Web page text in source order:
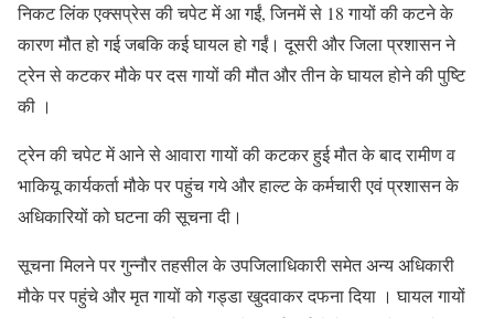
निकट लिंक एक्सप्रेस की चपेट में आ गईं, जिनमें से 18 गायों की कटने के
कारण मौत हो गई जबकि कई घायल हो गईं। दूसरी और जिला प्रशासन ने
ट्रेन से कटकर मौके पर दस गायों की मौत और तीन के घायल होने की पुष्टि
की ।
ट्रेन की चपेट में आने से आवारा गायों की कटकर हुई मौत के बाद रामीण व
भाकियू कार्यकर्ता मौके पर पहुंच गये और हाल्ट के कर्मचारी एवं प्रशासन के
अधिकारियों को घटना की सूचना दी।
सूचना मिलने पर गुन्नौर तहसील के उपजिलाधिकारी समेत अन्य अधिकारी
मौके पर पहुंचे और मृत गायों को गड्डा खुदवाकर दफना दिया । घायल गायों